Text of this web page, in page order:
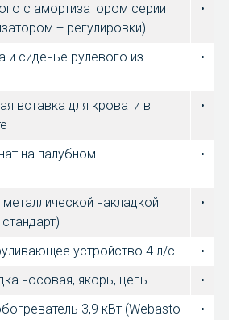
с амортизатором серии
+ регулировки)
•
и сиденье рулевого из
•
вставка для кровати в
•
на палубном
•
металлической накладкой
•
устройство 4 л/с
•
носовая, якорь, цепь
•
3,9 кВт (Webasto
•